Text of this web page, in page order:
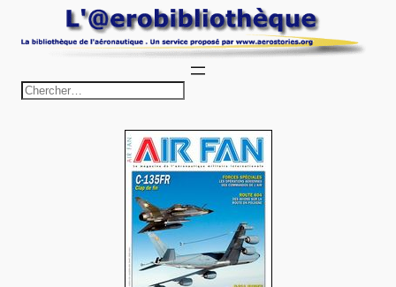
au
c
h
r
c
h
e